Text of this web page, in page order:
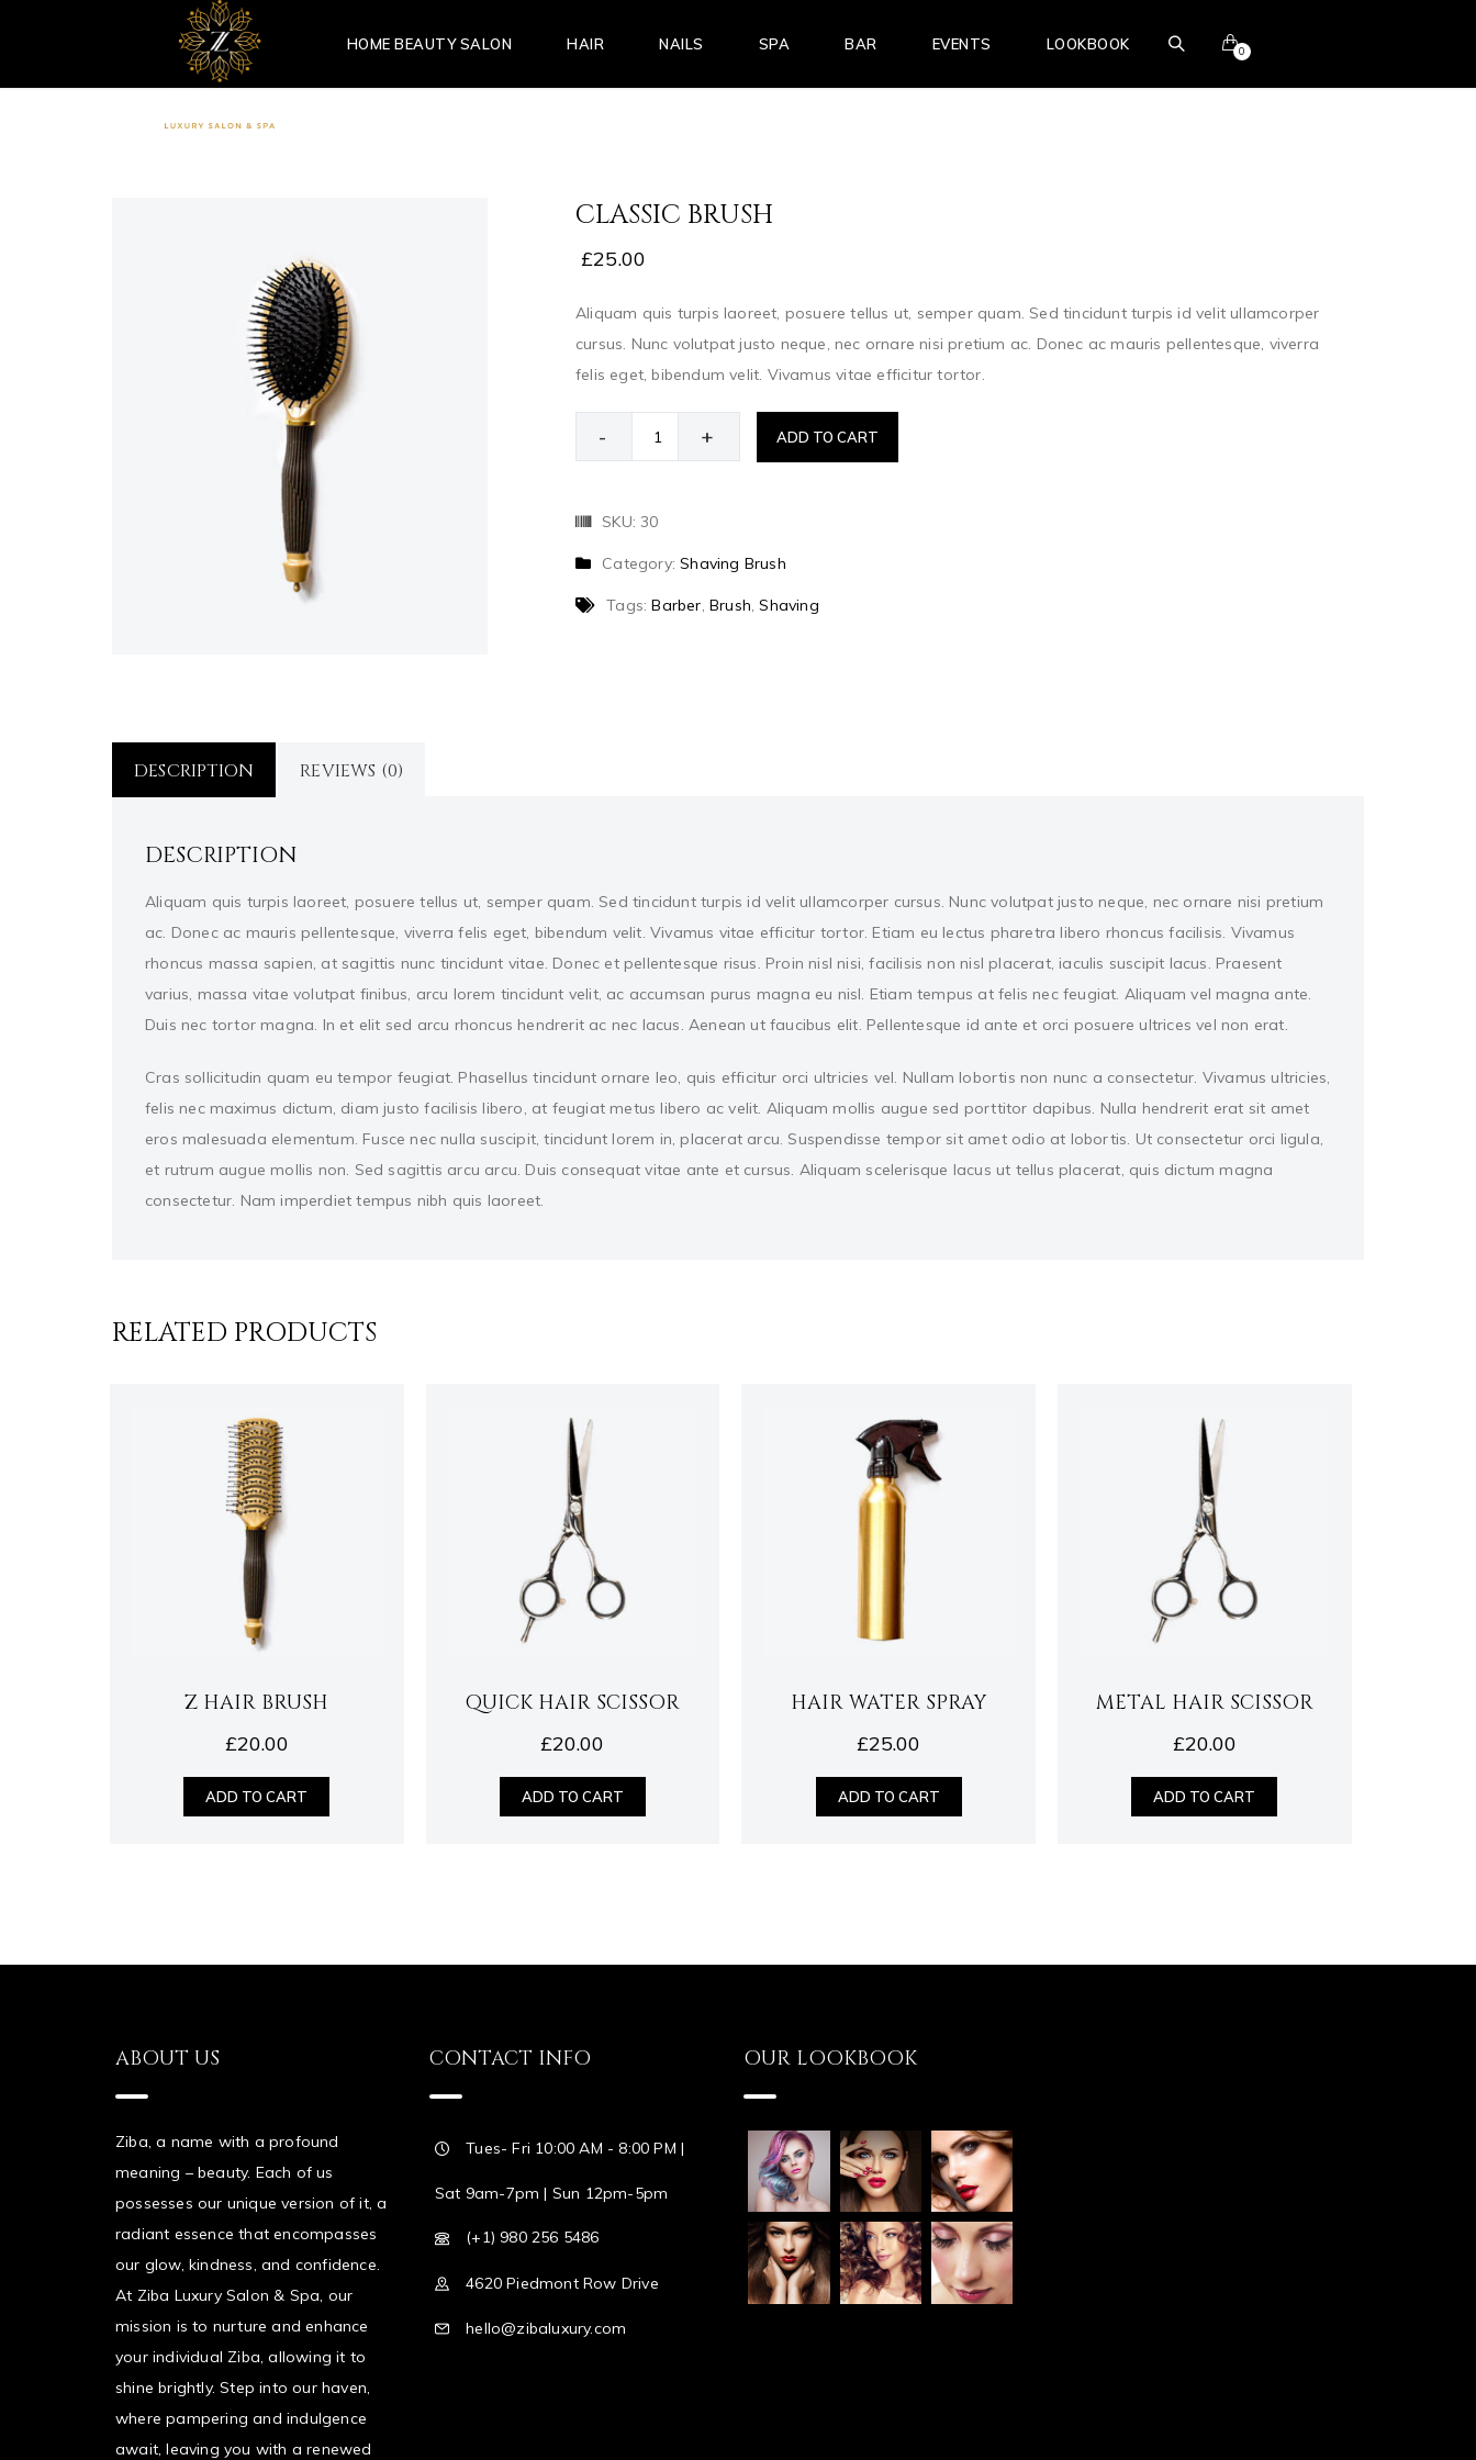
HOME BEAUTY SALON HAIR NAILS SPA BAR EVENTS LOOKBOOK 0
CLASSIC BRUSH
£25.00
Aliquam quis turpis laoreet, posuere tellus ut, semper quam. Sed tincidunt turpis id velit ullamcorper
cursus. Nunc volutpat justo neque, nec ornare nisi pretium ac. Donec ac mauris pellentesque, viverra
felis eget, bibendum velit. Vivamus vitae efficitur tortor.
+
- ADD TO CART
SKU:30
Category:Shaving Brush
Tags:Barber,Brush,Shaving
DESCRIPTION REVIEWS (0)
DESCRIPTION
Aliquam quis turpis laoreet, posuere tellus ut, semper quam. Sed tincidunt turpis id velit ullamcorper cursus. Nunc volutpat justo neque, nec ornare nisi pretium
ac. Donec ac mauris pellentesque, viverra felis eget, bibendum velit. Vivamus vitae efficitur tortor. Etiam eu lectus pharetra libero rhoncus facilisis. Vivamus
rhoncus massa sapien, at sagittis nunc tincidunt vitae. Donec et pellentesque risus. Proin nisl nisi, facilisis non nisl placerat, iaculis suscipit lacus. Praesent
varius, massa vitae volutpat finibus, arcu lorem tincidunt velit, ac accumsan purus magna eu nisl. Etiam tempus at felis nec feugiat. Aliquam vel magna ante.
Duis nec tortor magna. In et elit sed arcu rhoncus hendrerit ac nec lacus. Aenean ut faucibus elit. Pellentesque id ante et orci posuere ultrices vel non erat.
Cras sollicitudin quam eu tempor feugiat. Phasellus tincidunt ornare leo, quis efficitur orci ultricies vel. Nullam lobortis non nunc a consectetur. Vivamus ultricies,
felis nec maximus dictum, diam justo facilisis libero, at feugiat metus libero ac velit. Aliquam mollis augue sed porttitor dapibus. Nulla hendrerit erat sit amet
eros malesuada elementum. Fusce nec nulla suscipit, tincidunt lorem in, placerat arcu. Suspendisse tempor sit amet odio at lobortis. Ut consectetur orci ligula,
et rutrum augue mollis non. Sed sagittis arcu arcu. Duis consequat vitae ante et cursus. Aliquam scelerisque lacus ut tellus placerat, quis dictum magna
consectetur. Nam imperdiet tempus nibh quis laoreet.
RELATED PRODUCTS
Z HAIR BRUSH
£20.00
ADD TO CART
QUICK HAIR SCISSOR
£20.00
ADD TO CART
HAIR WATER SPRAY
£25.00
ADD TO CART
METAL HAIR SCISSOR
£20.00
ADD TO CART
ABOUT US
Ziba, a name with a profound
meaning – beauty. Each of us
possesses our unique version of it, a
radiant essence that encompasses
our glow, kindness, and confidence.
At Ziba Luxury Salon & Spa, our
mission is to nurture and enhance
your individual Ziba, allowing it to
shine brightly. Step into our haven,
where pampering and indulgence
await, leaving you with a renewed
CONTACT INFO
Tues- Fri 10:00 AM - 8:00 PM |
Sat 9am-7pm | Sun 12pm-5pm
(+1) 980 256 5486
4620 Piedmont Row Drive
hello@zibaluxury.com
OUR LOOKBOOK